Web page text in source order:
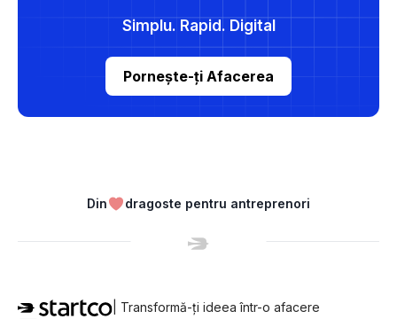
Simplu. Rapid. Digital
Pornește-ți Afacerea
Din dragoste pentru antreprenori
| Transformă-ți ideea într-o afacere